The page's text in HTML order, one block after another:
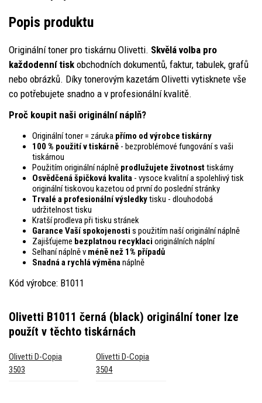
Popis produktu
Originální toner pro tiskárnu Olivetti. Skvělá volba pro
každodenní tisk obchodních dokumentů, faktur, tabulek, grafů
nebo obrázků. Díky tonerovým kazetám Olivetti vytisknete vše
co potřebujete snadno a v profesionální kvalitě.
Proč koupit naši originální náplň?
Originální toner = záruka přímo od výrobce tiskárny
100 % použití v tiskárně - bezproblémové fungování s vaši
tiskárnou
Použitím originální náplně prodlužujete životnosttiskárny
Osvědčená špičková kvalita - vysoce kvalitní a spolehlivý tisk
originální tiskovou kazetou od první do poslední stránky
Trvalé a profesionální výsledkytisku - dlouhodobá
udržitelnost tisku
Kratší prodleva při tisku stránek
Garance Vaší spokojenosti s použitím naší originální náplně
Zajišťujeme bezplatnou recyklaci originálních náplní
Selhaní náplně v méně než 1% případů
Snadná a rychlá výměnanáplně
Kód výrobce: B1011
Olivetti B1011 černá (black) originální toner lze
použít v těchto tiskárnách
Olivetti D-Copia
3503
Olivetti D-Copia
3504